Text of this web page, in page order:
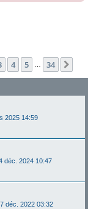
c
34 4 5 34
2025 14:59
déc. 2024 10:47
déc. 2022 03:32